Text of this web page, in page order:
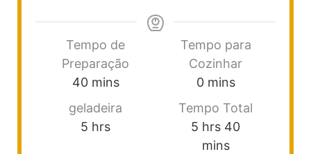
Tempo de
Preparação
40 mins
Tempo para
Cozinhar
0 mins
geladeira
5 hrs
Tempo Total
5 hrs 40
mins